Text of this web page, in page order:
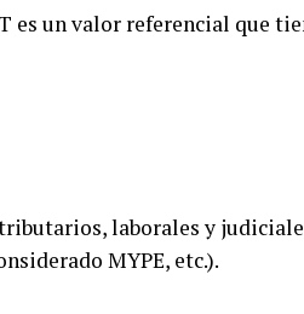
un valor referencial que
laborales y
MYPE, etc.).